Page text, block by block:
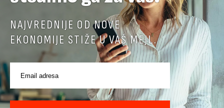
POVEZANI SADRŽAJI
NAJVREDNIJE OD NOVE
EKONOMIJE STIŽE U VAŠ MEJL.